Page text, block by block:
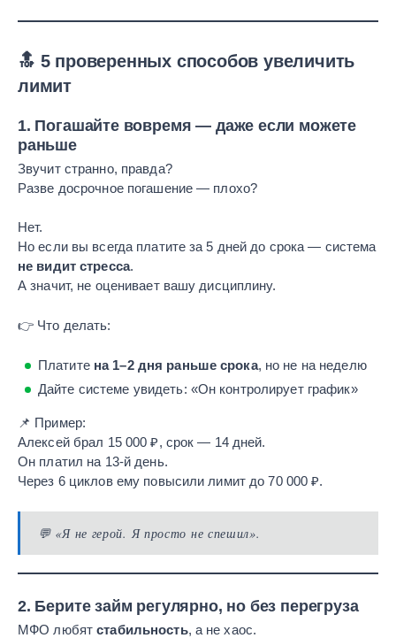
🔝 5 проверенных способов увеличить
лимит
1. Погашайте вовремя — даже если можете
раньше
Звучит странно, правда?
Разве досрочное погашение — плохо?
Нет.
Но если вы всегда платите за 5 дней до срока — система
не видит стресса.
А значит, не оценивает вашу дисциплину.
👉 Что делать:
Платите на 1–2 дня раньше срока, но не на неделю
Дайте системе увидеть: «Он контролирует график»
📌 Пример:
Алексей брал 15 000 ₽, срок — 14 дней.
Он платил на 13-й день.
Через 6 циклов ему повысили лимит до 70 000 ₽.
💬 «Я не герой. Я просто не спешил».
2. Берите займ регулярно, но без перегруза
МФО любятстабильность, а не хаос.